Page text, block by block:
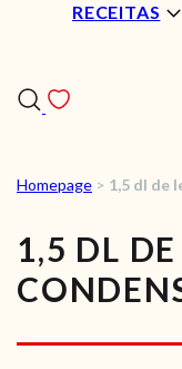
RECEITAS
Homepage > 1,5 dl de
1,5 DL